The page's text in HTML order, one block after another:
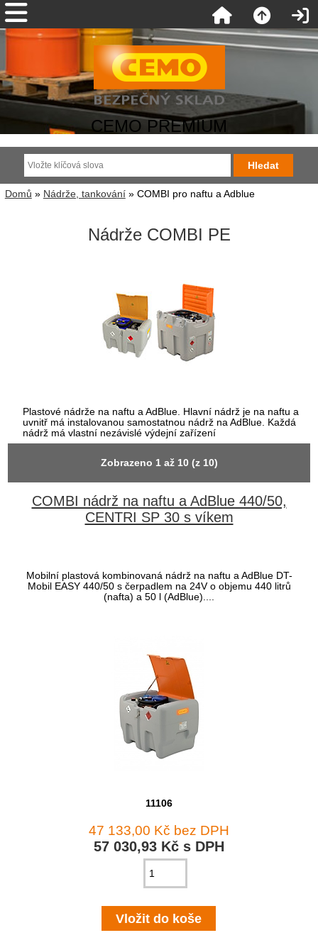
CEMO PREMIUM
Domů » Nádrže, tankování» COMBI pro naftu a Adblue
Nádrže COMBI PE
Plastové nádrže na naftu a AdBlue. Hlavní nádrž je na naftu a
uvnitř má instalovanou samostatnou nádrž na AdBlue. Každá
nádrž má vlastní nezávislé výdejní zařízení
Zobrazeno 1až 10(z 10)
COMBI nádrž na naftu a AdBlue 440/50,
CENTRI SP 30 s víkem
Mobilní plastová kombinovaná nádrž na naftu a AdBlue DT-
Mobil EASY 440/50 s čerpadlem na 24V o objemu 440 litrů
(nafta) a 50 l (AdBlue)....
11106
47 133,00 Kč bez DPH
57 030,93 Kč s DPH